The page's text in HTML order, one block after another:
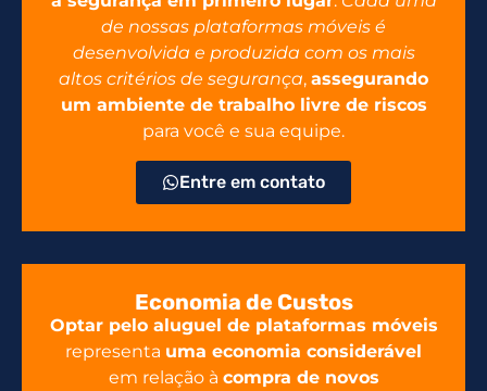
de nossas plataformas móveis é
desenvolvida e produzida com os mais
altos critérios de segurança, assegurando
um ambiente de trabalho livre de riscos
para você e sua equipe.
Entre em contato
Economia de Custos
Optar pelo aluguel de plataformas móveis
representa uma economia considerável
em relação à compra de novos